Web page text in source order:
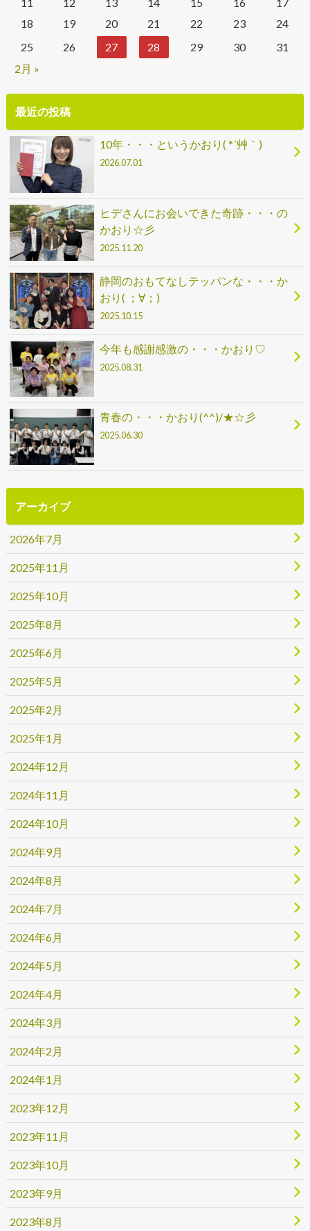
18
19 20 21 22 23
24
25
26 27 28 29 30
31
2月 »
最近の投稿
10年・・・というかおり( *´艸｀)
2026.07.01
ヒデさんにお会いできた奇跡・・・の
かおり☆彡
2025.11.20
静岡のおもてなしテッパンな・・・か
おり( ；∀；)
2025.10.15
今年も感謝感激の・・・かおり♡
2025.08.31
青春の・・・かおり(^^)/★☆彡
2025.06.30
アーカイブ
2026年7月
2025年11月
2025年10月
2025年8月
2025年6月
2025年5月
2025年2月
2025年1月
2024年12月
2024年11月
2024年10月
2024年9月
2024年8月
2024年7月
2024年6月
2024年5月
2024年4月
2024年3月
2024年2月
2024年1月
2023年12月
2023年11月
2023年10月
2023年9月
2023年8月